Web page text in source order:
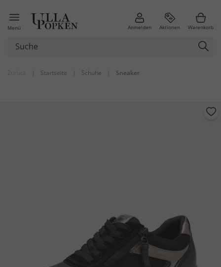
Menü Anmelden Aktionen Warenkorb
| Startseite | Schuhe | Sneaker